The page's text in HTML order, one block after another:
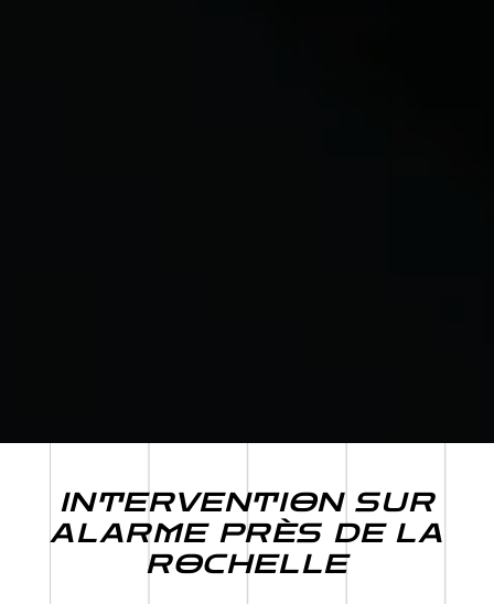
INTERVENTION SUR
ALARME PRÈS DE LA
ROCHELLE